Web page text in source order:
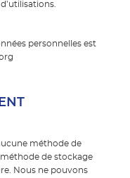
personnelles est
méthode de
de stockage
Nous ne pouvons